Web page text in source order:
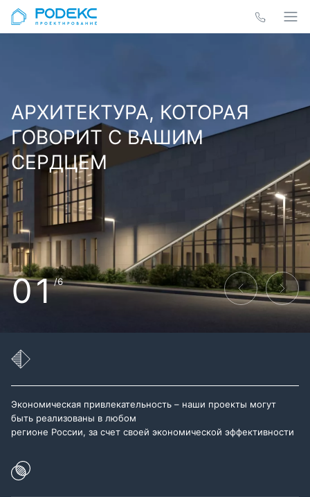
АРХИТЕКТУРА, КОТОРАЯ
ГОВОРИТ С ВАШИМ
СЕРДЦЕМ
01/6
Экономическая привлекательность – наши проекты могут
быть реализованы в любом
регионе России, за счет своей экономической эффективности